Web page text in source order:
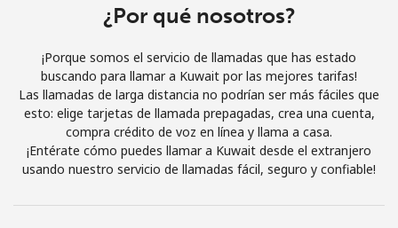
Al abrir una cuenta en este sitio web, estoy de acuerdo con
Términos y condiciones.
Únete
¡Hola!
¿Por qué nosotros?
¡Porque somos el servicio de llamadas que has estado
buscando para llamar a Kuwait por las mejores tarifas!
Las llamadas de larga distancia no podrían ser más fáciles que
esto: elige tarjetas de llamada prepagadas, crea una cuenta,
compra crédito de voz en línea y llama a casa.
¡Entérate cómo puedes llamar a Kuwait desde el extranjero
usando nuestro servicio de llamadas fácil, seguro y confiable!